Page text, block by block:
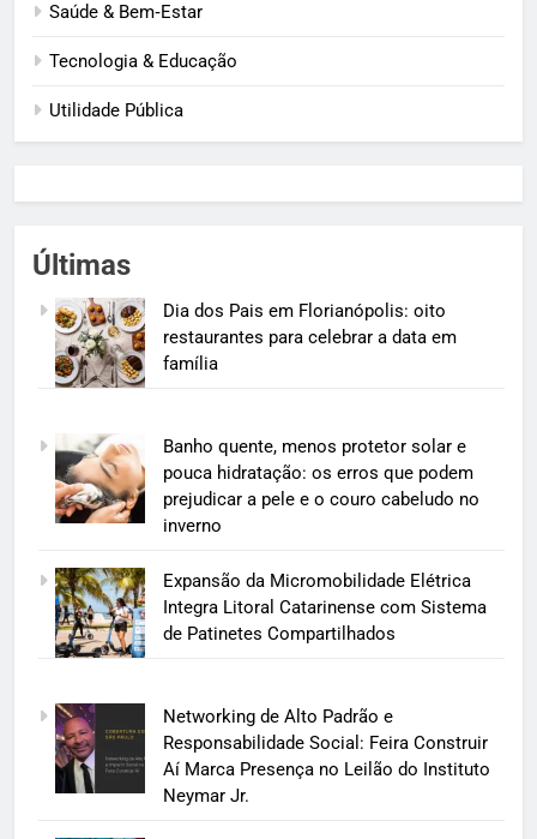
Saúde & Bem‑Estar
Tecnologia & Educação
Utilidade Pública
Últimas
Dia dos Pais em Florianópolis: oito
restaurantes para celebrar a data em
família
Banho quente, menos protetor solar e
pouca hidratação: os erros que podem
prejudicar a pele e o couro cabeludo no
inverno
Expansão da Micromobilidade Elétrica
Integra Litoral Catarinense com Sistema
de Patinetes Compartilhados
Networking de Alto Padrão e
Responsabilidade Social: Feira Construir
Aí Marca Presença no Leilão do Instituto
Neymar Jr.